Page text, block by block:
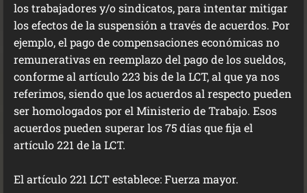
los trabajadores y/o sindicatos, para intentar mitigar
los efectos de la suspensión a través de acuerdos. Por
ejemplo, el pago de compensaciones económicas no
remunerativas en reemplazo del pago de los sueldos,
conforme al artículo 223 bis de la LCT, al que ya nos
referimos, siendo que los acuerdos al respecto pueden
ser homologados por el Ministerio de Trabajo. Esos
acuerdos pueden superar los 75 días que fija el
artículo 221 de la LCT.
El artículo 221 LCT establece: Fuerza mayor.